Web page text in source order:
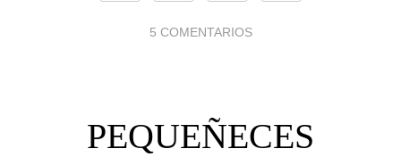
5 COMENTARIOS
PEQUEÑECES